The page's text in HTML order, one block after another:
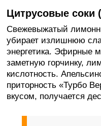
Цитрусовые соки
Свежевыжатый
убирает излишнюю
энергетика. Эфирные
заметную горчинку,
кислотность.
приторность «Турбо
вкусом, получается